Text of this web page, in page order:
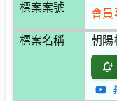
標案案號
會員
標案名稱 朝陽